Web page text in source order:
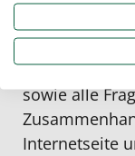
mit.
Die
sowie alle
Internetseite